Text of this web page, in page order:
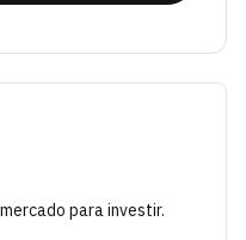
para investir.